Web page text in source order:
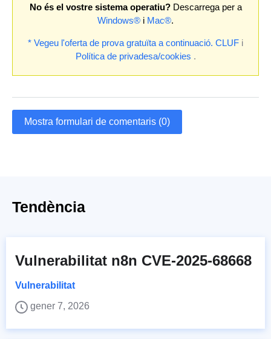
No és el vostre sistema operatiu?Descarrega per a
Windows® i Mac®.
* Vegeu l'oferta de prova gratuïta a continuació. CLUF i
Política de privadesa/cookies .
Mostra formulari de comentaris (0)
Tendència
Vulnerabilitat n8n CVE-2025-68668
Vulnerabilitat
gener 7, 2026